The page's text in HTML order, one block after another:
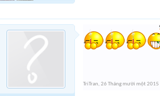
TriTran, 26 Tháng mười một 2015